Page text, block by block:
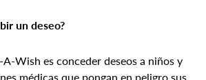
un deseo?
Wish es conceder deseos a niños y
médicas que pongan en peligro sus